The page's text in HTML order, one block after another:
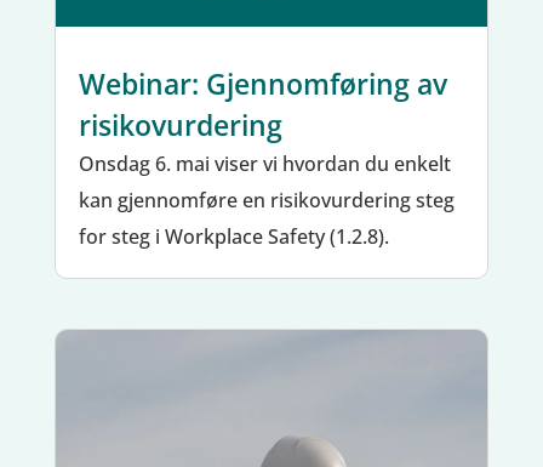
Webinar: Gjennomføring av
risikovurdering
Onsdag 6. mai viser vi hvordan du enkelt
kan gjennomføre en risikovurdering steg
for steg i Workplace Safety (1.2.8).